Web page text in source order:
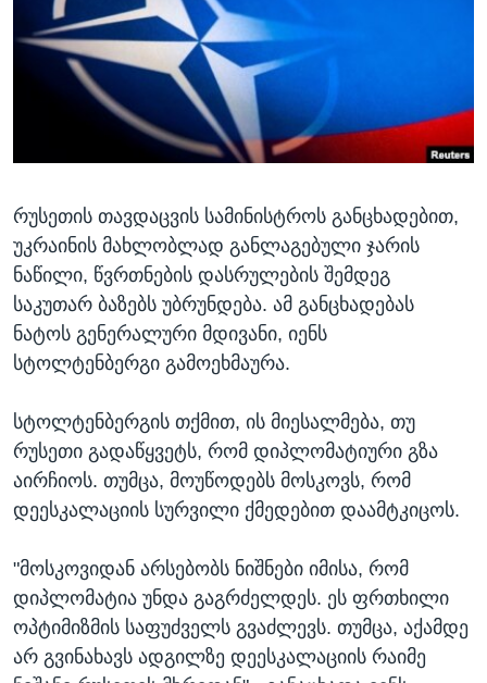
ᲡᲢᲣᲓᲘᲐ ᲕᲐᲨᲘᲜᲒᲢᲝᲜᲘ
ᲔᲙᲝᲜᲝᲛᲘᲙᲐ
ᲯᲐᲜᲛᲠᲗᲔᲚᲝᲑᲐ
ᲛᲔᲪᲜᲘᲔᲠᲔᲑᲐ
ᲒᲐᲚᲘᲚᲔᲝ
ᲓᲔᲖᲘᲜᲤᲝᲠᲛᲐᲪᲘᲐ
Learning English
ᲗᲕᲐᲚᲘ ᲒᲕᲐᲓᲔᲕᲜᲔᲗ
რუსეთის თავდაცვის სამინისტროს განცხადებით,
უკრაინის მახლობლად განლაგებული ჯარის
ნაწილი, წვრთნების დასრულების შემდეგ
საკუთარ ბაზებს უბრუნდება. ამ განცხადებას
ნატოს გენერალური მდივანი, იენს
სტოლტენბერგი გამოეხმაურა.
სტოლტენბერგის თქმით, ის მიესალმება, თუ
რუსეთი გადაწყვეტს, რომ დიპლომატიური გზა
აირჩიოს. თუმცა, მოუწოდებს მოსკოვს, რომ
დეესკალაციის სურვილი ქმედებით დაამტკიცოს.
"მოსკოვიდან არსებობს ნიშნები იმისა, რომ
დიპლომატია უნდა გაგრძელდეს. ეს ფრთხილი
ოპტიმიზმის საფუძველს გვაძლევს. თუმცა, აქამდე
არ გვინახავს ადგილზე დეესკალაციის რაიმე